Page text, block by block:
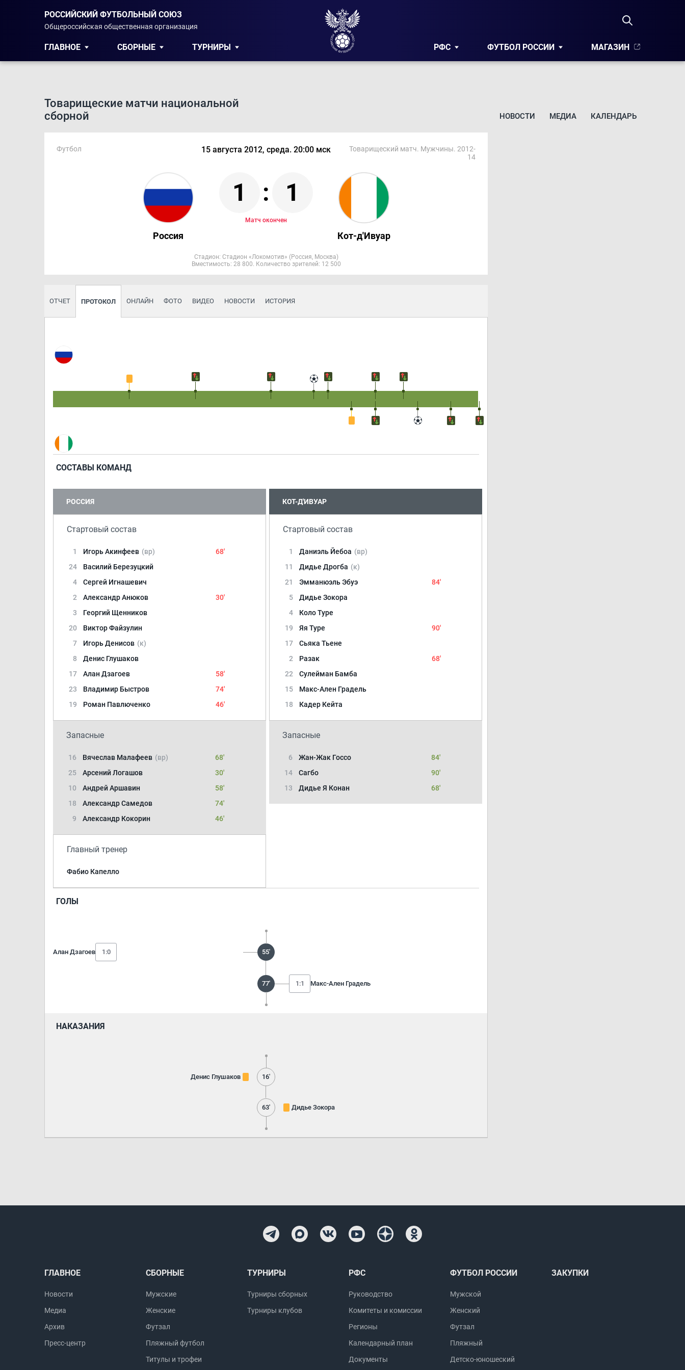
РОССИЙСКИЙ ФУТБОЛЬНЫЙ СОЮЗ
Общероссийская общественная организация
ГЛАВНОЕ СБОРНЫЕ ТУРНИРЫ РФС ФУТБОЛ РОССИИ МАГАЗИН
Товарищеские матчи национальной
сборной
НОВОСТИ МЕДИА КАЛЕНДАРЬ
Футбол 15 августа 2012, среда. 20:00 мск
Товарищеский матч. Мужчины. 2012-
14
Россия
1 : 1
Матч окончен
Кот-д'Ивуар
Стадион: Стадион «Локомотив» (Россия, Москва)
Вместимость: 28 800. Количество зрителей: 12 500
ОТЧЕТ ПРОТОКОЛ ОНЛАЙН ФОТО ВИДЕО НОВОСТИ ИСТОРИЯ
СОСТАВЫ КОМАНД
РОССИЯ
Стартовый состав
1 Игорь Акинфеев (вр)
68'
24
Василий Березуцкий
4
Сергей Игнашевич
2
Александр Анюков
30'
3
Георгий Щенников
20
Виктор Файзулин
7
Игорь Денисов (к)
8
Денис Глушаков
17
Алан Дзагоев
58'
23
Владимир Быстров
74'
19
Роман Павлюченко 46'
Запасные
16 Вячеслав Малафеев (вр)
68'
25
Арсений Логашов
30'
10
Андрей Аршавин
58'
18
Александр Самедов
74'
9
Александр Кокорин 46'
Главный тренер
Фабио Капелло
КОТ-Д'ИВУАР
Стартовый состав
1 Даниэль Йебоа (вр)
11
Дидье Дрогба (к)
21
Эмманюэль Эбуэ
84'
5
Дидье Зокора
4
Коло Туре
19
Яя Туре
90'
17
Сьяка Тьене
2
Разак
68'
22
Сулейман Бамба
15
Макс-Ален Градель
18
Кадер Кейта
Запасные
6 Жан-Жак Госсо
84'
14
Сагбо
90'
13
Дидье Я Конан 68'
ГОЛЫ
Алан Дзагоев 1:0 55'
77' 1:1 Макс-Ален Градель
НАКАЗАНИЯ
Денис Глушаков 16'
63' Дидье Зокора
ГЛАВНОЕ
Новости
Медиа
Архив
Пресс-центр
СБОРНЫЕ
Мужские
Женские
Футзал
Пляжный футбол
Титулы и трофеи
ТУРНИРЫ
Турниры сборных
Турниры клубов
РФС
Руководство
Комитеты и комиссии
Регионы
Календарный план
Документы
ФУТБОЛ РОССИИ
Мужской
Женский
Футзал
Пляжный
Детско-юношеский
ЗАКУПКИ